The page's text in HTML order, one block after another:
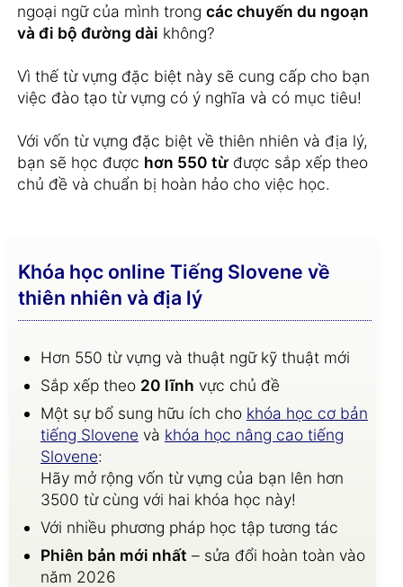
ngoại ngữ của mình trong các chuyến du ngoạn
và đi bộ đường dài không?
Vì thế từ vựng đặc biệt này sẽ cung cấp cho bạn
việc đào tạo từ vựng có ý nghĩa và có mục tiêu!
Với vốn từ vựng đặc biệt về thiên nhiên và địa lý,
bạn sẽ học được hơn 550 từ được sắp xếp theo
chủ đề và chuẩn bị hoàn hảo cho việc học.
Khóa học online Tiếng Slovene về
thiên nhiên và địa lý
Hơn 550 từ vựng và thuật ngữ kỹ thuật mới
Sắp xếp theo 20 lĩnh vực chủ đề
Một sự bổ sung hữu ích cho khóa học cơ bản
tiếng Slovene và khóa học nâng cao tiếng
Slovene:
Hãy mở rộng vốn từ vựng của bạn lên hơn
3500 từ cùng với hai khóa học này!
Với nhiều phương pháp học tập tương tác
Phiên bản mới nhất – sửa đổi hoàn toàn vào
năm 2026